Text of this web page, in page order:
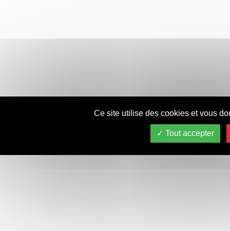
Ce site utilise des cookies et vous
Tout accepter